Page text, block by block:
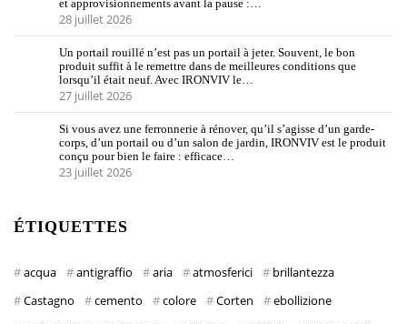
et approvisionnements avant la pause :…
28 juillet 2026
Un portail rouillé n’est pas un portail à jeter. Souvent, le bon
produit suffit à le remettre dans de meilleures conditions que
lorsqu’il était neuf. Avec IRONVIV le…
27 juillet 2026
Si vous avez une ferronnerie à rénover, qu’il s’agisse d’un garde-
corps, d’un portail ou d’un salon de jardin, IRONVIV est le produit
conçu pour bien le faire : efficace…
23 juillet 2026
ÉTIQUETTES
acqua antigraffio aria atmosferici
brillantezza
Castagno
cemento colore Corten
ebollizione